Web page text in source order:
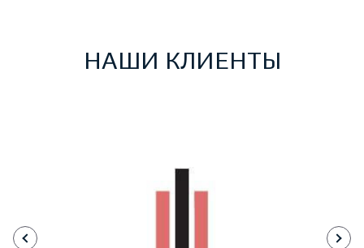
НАШИ КЛИЕНТЫ